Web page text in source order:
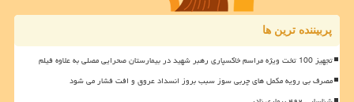
پربیننده ترین ها
تجهیز 100 تخت ویژه مراسم خاکسپاری رهبر شهید در بیمارستان صحرایی مصلی به علاوه فیلم
مصرف بی رویه مکمل های چربی سوز سبب بروز انسداد عروق و افت فشار می شود